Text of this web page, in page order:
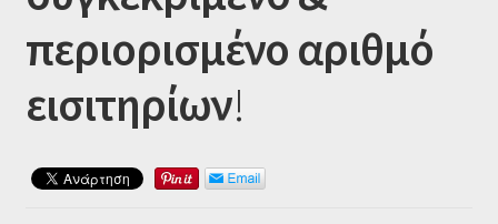
περιορισμένο αριθμό
εισιτηρίων!